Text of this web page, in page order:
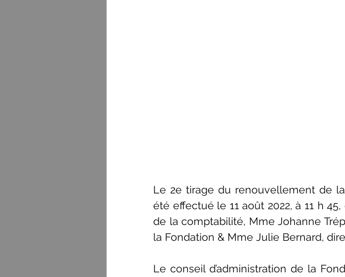
Le 2e tirage du renouvellement de
été effectué le 11 août 2022, à 11 h
de la comptabilité, Mme Johanne
la Fondation & Mme Julie Bernard,
Le conseil d’administration de la